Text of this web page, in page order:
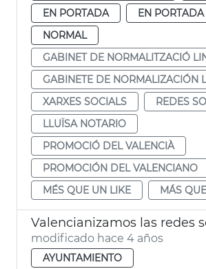
EN PORTADA
EN
NORMAL
GABINET DE NORMALITZACIÓ
GABINETE DE NORMALIZACIÓN
XARXES SOCIALS
REDES
LLUÏSA NOTARIO
PROMOCIÓ DEL VALENCIÀ
PROMOCIÓN DEL VALENCIANO
MÉS QUE UN LIKE
MÁS
Valencianizamos las redes
modificado hace 4 años
AYUNTAMIENTO